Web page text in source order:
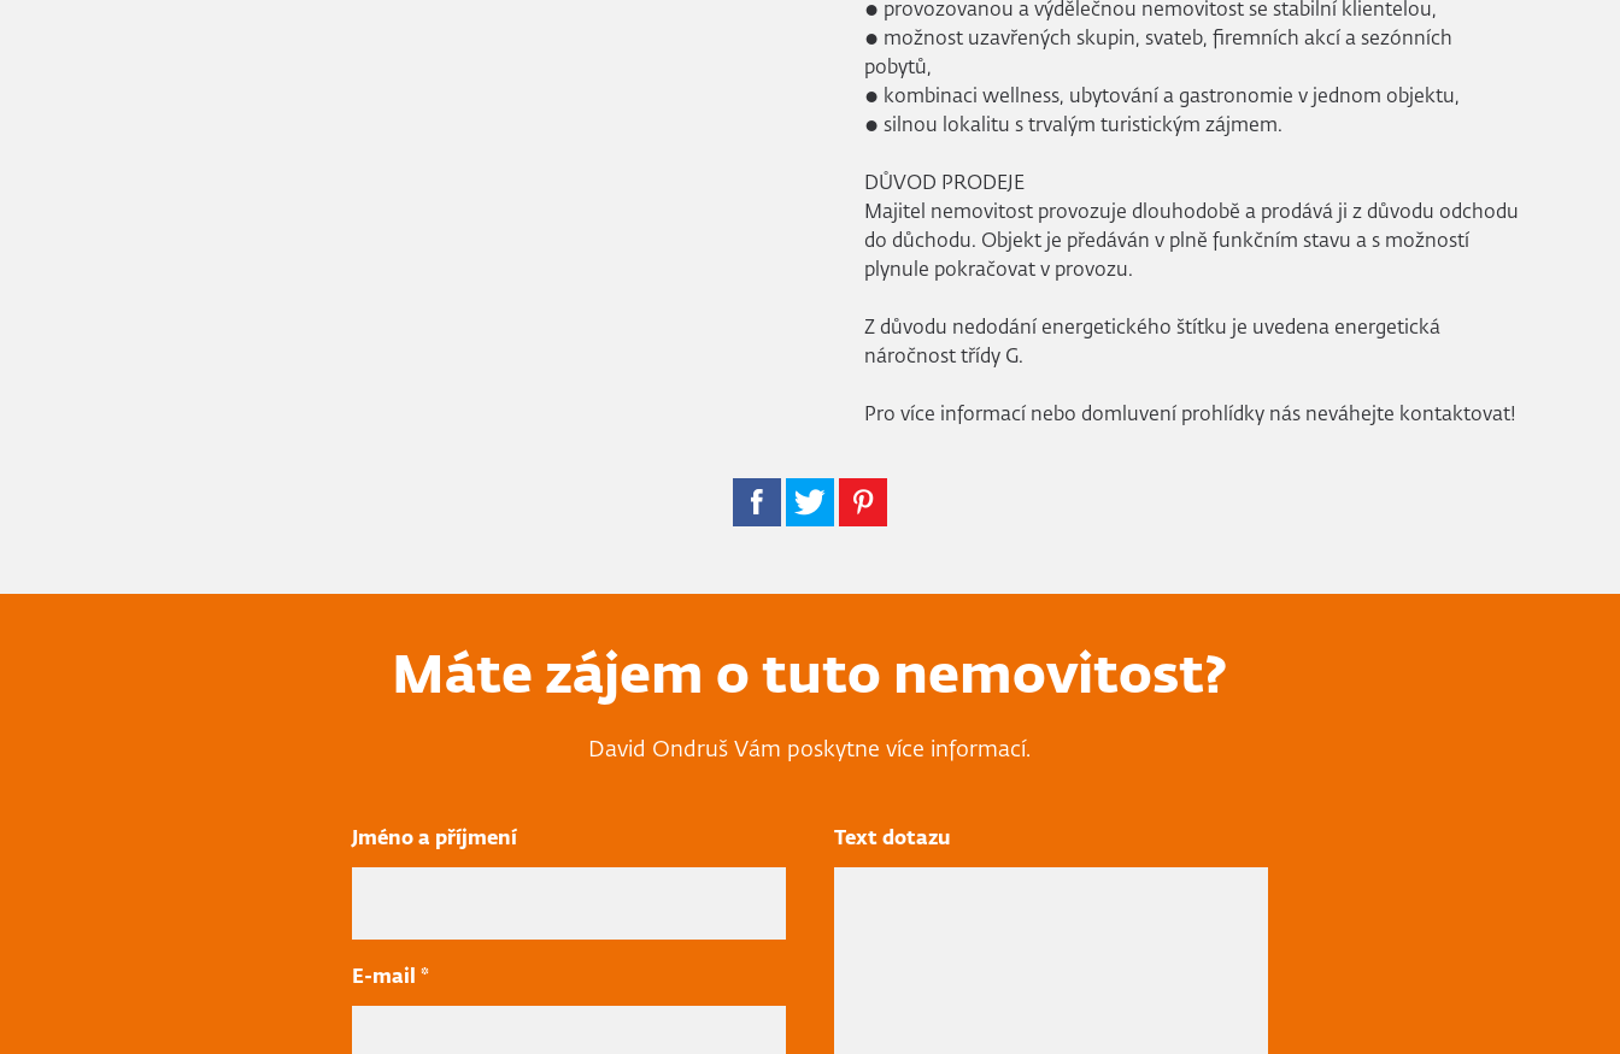
● provozovanou a výdělečnou nemovitost se stabilní klientelou,
● možnost uzavřených skupin, svateb, firemních akcí a sezónních
pobytů,
● kombinaci wellness, ubytování a gastronomie v jednom objektu,
● silnou lokalitu s trvalým turistickým zájmem.
DŮVOD PRODEJE
Majitel nemovitost provozuje dlouhodobě a prodává ji z důvodu odchodu
do důchodu. Objekt je předáván v plně funkčním stavu a s možností
plynule pokračovat v provozu.
Z důvodu nedodání energetického štítku je uvedena energetická
náročnost třídy G.
Pro více informací nebo domluvení prohlídky nás neváhejte kontaktovat!
Máte zájem o tuto nemovitost?
David Ondruš Vám poskytne více informací.
Jméno a příjmení
E-mail *
Text dotazu